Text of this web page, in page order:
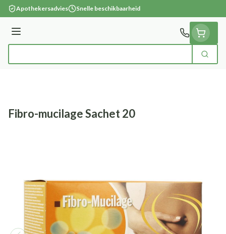
Ga naar de inhoud
Apothekersadvies Snelle beschikbaarheid
Menu
Zoek
Fibro-mucilage Sachet 20